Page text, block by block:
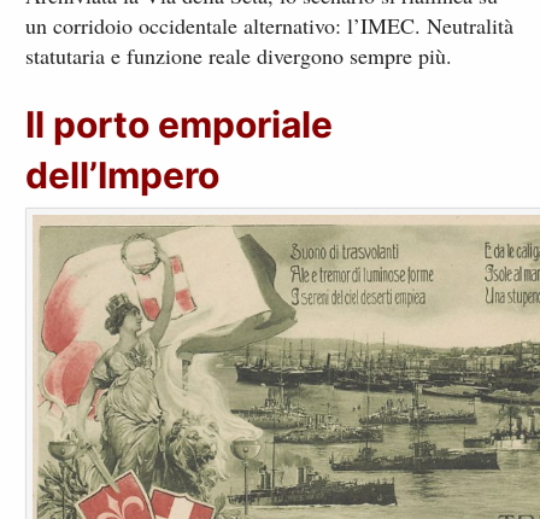
un corridoio occidentale alternativo: l’IMEC. Neutralità
statutaria e funzione reale divergono sempre più.
Il porto emporiale
dell’Impero